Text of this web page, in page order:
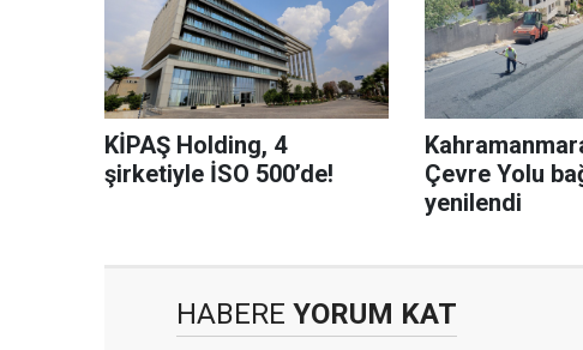
KİPAŞ Holding, 4
şirketiyle İSO 500’de!
Çevre Yolu
yenilendi
HABERE YORUM KAT